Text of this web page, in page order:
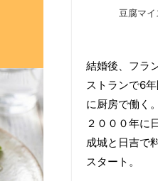
豆腐マ
結婚後、フラ
ストランで6
に厨房で働く。
２０００年に
成城と日吉で
スタート。